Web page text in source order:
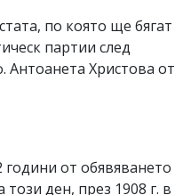
по която ще бягат
партии след
Антоанета Христова от
от обявяването
ден, през 1908 г. в